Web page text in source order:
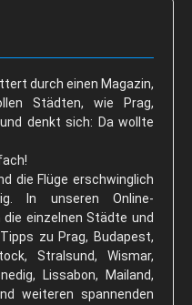
durch einen Magazin,
Städten, wie Prag,
denkt sich: Da wollte
die Flüge erschwinglich
In unseren Online-
einzelnen Städte und
zu Prag, Budapest,
Stralsund, Wismar,
Lissabon, Mailand,
weiteren spannenden